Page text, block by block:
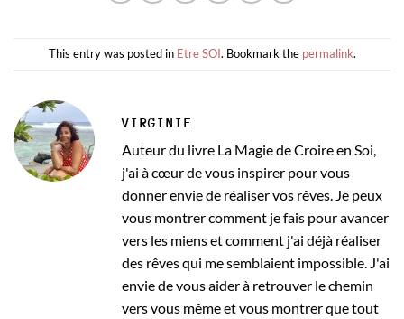
This entry was posted in Etre SOI. Bookmark the permalink.
VIRGINIE
Auteur du livre La Magie de Croire en Soi,
j'ai à cœur de vous inspirer pour vous
donner envie de réaliser vos rêves. Je peux
vous montrer comment je fais pour avancer
vers les miens et comment j'ai déjà réaliser
des rêves qui me semblaient impossible. J'ai
envie de vous aider à retrouver le chemin
vers vous même et vous montrer que tout